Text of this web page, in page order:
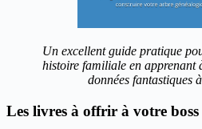
Un excellent guide pratique
histoire familiale en apprenant
données fantastiques
Les livres à offrir à votre boss